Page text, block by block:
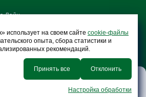
Лайн
Тарыфы і
ўзнагароджанні
Рэалізацыя
маёмасці
использует на своем сайте cookie-файлы
опыта, сбора статистики и
рекомендаций.
Принять все Отклонить
Настройка обработки